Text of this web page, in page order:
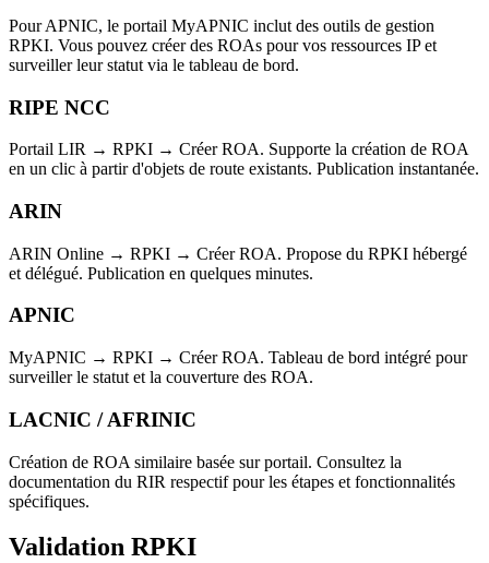
Pour APNIC, le portail MyAPNIC inclut des outils de gestion
RPKI. Vous pouvez créer des ROAs pour vos ressources IP et
surveiller leur statut via le tableau de bord.
RIPE NCC
Portail LIR → RPKI → Créer ROA. Supporte la création de ROA
en un clic à partir d'objets de route existants. Publication instantanée.
ARIN
ARIN Online → RPKI → Créer ROA. Propose du RPKI hébergé
et délégué. Publication en quelques minutes.
APNIC
MyAPNIC → RPKI → Créer ROA. Tableau de bord intégré pour
surveiller le statut et la couverture des ROA.
LACNIC / AFRINIC
Création de ROA similaire basée sur portail. Consultez la
documentation du RIR respectif pour les étapes et fonctionnalités
spécifiques.
Validation RPKI